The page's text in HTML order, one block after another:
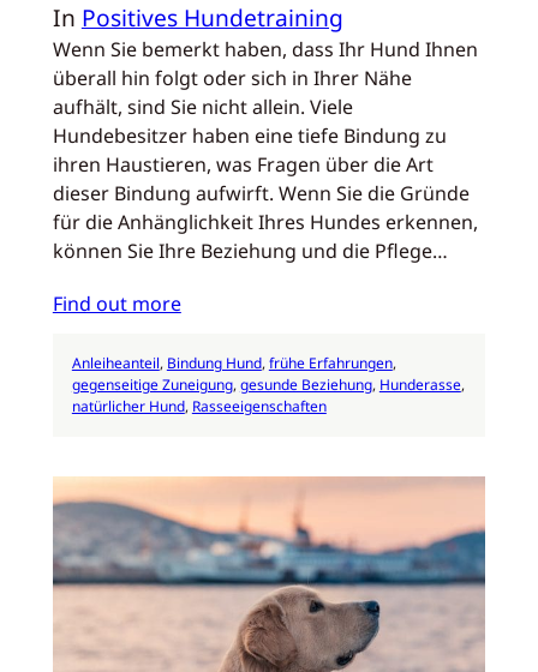
In Positives Hundetraining
Wenn Sie bemerkt haben, dass Ihr Hund Ihnen
überall hin folgt oder sich in Ihrer Nähe
aufhält, sind Sie nicht allein. Viele
Hundebesitzer haben eine tiefe Bindung zu
ihren Haustieren, was Fragen über die Art
dieser Bindung aufwirft. Wenn Sie die Gründe
für die Anhänglichkeit Ihres Hundes erkennen,
können Sie Ihre Beziehung und die Pflege…
Find out more
Anleiheanteil, Bindung Hund, frühe Erfahrungen
gegenseitige Zuneigung, gesunde Beziehung, Hunderasse
natürlicher Hund, Rasseeigenschaften